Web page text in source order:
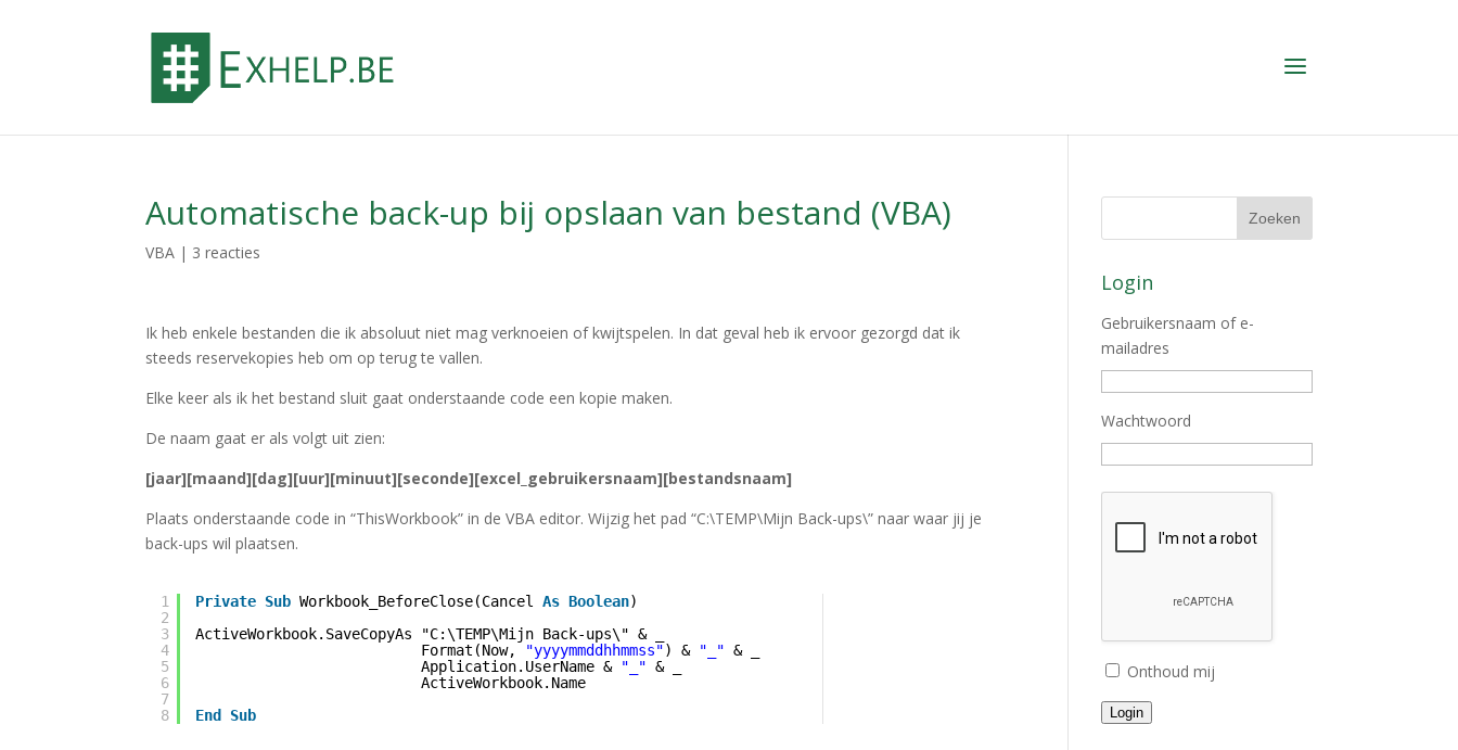
Automatische back-up bij opslaan van bestand (VBA)
VBA | 3 reacties
Ik heb enkele bestanden die ik absoluut niet mag verknoeien of kwijtspelen. In dat geval heb ik ervoor gezorgd dat ik
steeds reservekopies heb om op terug te vallen.
Elke keer als ik het bestand sluit gaat onderstaande code een kopie maken.
De naam gaat er als volgt uit zien:
[jaar][maand][dag][uur][minuut][seconde][excel_gebruikersnaam][bestandsnaam]
Plaats onderstaande code in “ThisWorkbook” in de VBA editor. Wijzig het pad “C:\TEMP\Mijn Back-ups\” naar waar jij je
back-ups wil plaatsen.
1
2
3
4
5
6
7
8
Private Sub Workbook_BeforeClose(Cancel As Boolean)
ActiveWorkbook.SaveCopyAs "C:\TEMP\Mijn Back-ups\" & _
Format(Now, "yyyymmddhhmmss") & "_" & _
Application.UserName & "_" & _
ActiveWorkbook.Name
End
Sub
Login
Gebruikersnaam of e-
mailadres
Wachtwoord
Onthoud mij
Login